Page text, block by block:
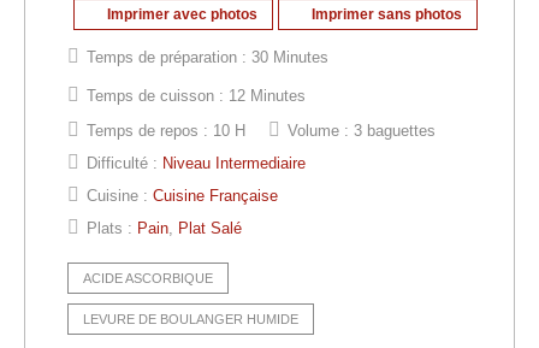
Imprimer avec photos Imprimer sans photos
Temps de préparation : 30 Minutes
Temps de cuisson : 12 Minutes
Temps de repos : 10 H Volume : 3 baguettes
Difficulté : Niveau Intermediaire
Cuisine : Cuisine Française
Plats : Pain, Plat Salé
ACIDE ASCORBIQUE
LEVURE DE BOULANGER HUMIDE